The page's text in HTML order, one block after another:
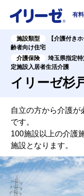
有
施設を探す
イリーゼについて
有料老人ホーム
イリーゼが選ば
一日の流れ
よくある質問
お役立ち記事
知っておきたい
施設類型
【介護付き
齢者向け住宅
介護保険
埼玉県指定
定施設入居者生活介護
イリーゼ杉
自立の方から介護が
です。
100施設以上の介護
施設となります。